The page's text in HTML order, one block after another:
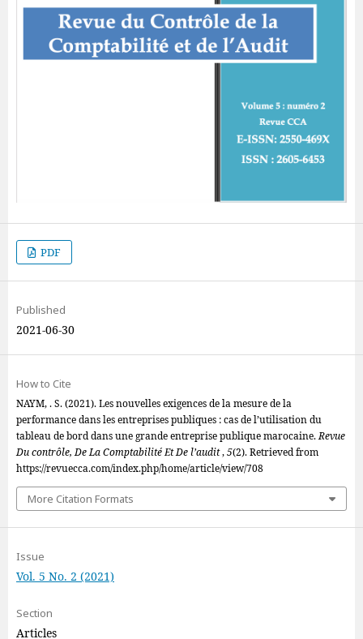
PDF
Published
2021-06-30
How to Cite
NAYM, . S. (2021). Les nouvelles exigences de la mesure de la
performance dans les entreprises publiques : cas de l’utilisation du
tableau de bord dans une grande entreprise publique marocaine.Revue
Du contrôle, De La Comptabilité Et De l’audit,5(2). Retrieved from
https://revuecca.com/index.php/home/article/view/708
More Citation Formats
Issue
Vol. 5 No. 2 (2021)
Section
Articles